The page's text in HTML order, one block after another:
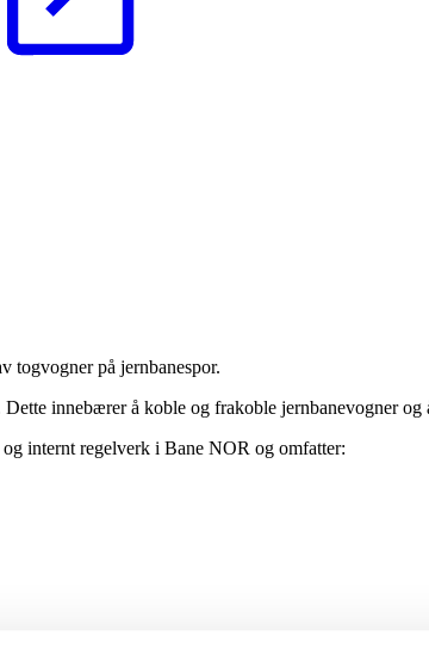
togvogner på jernbanespor.
innebærer å koble og frakoble jernbanevogner
internt regelverk i Bane NOR og omfatter: